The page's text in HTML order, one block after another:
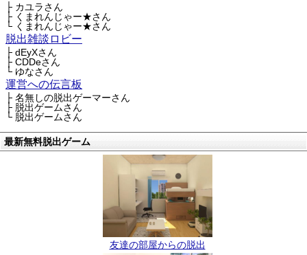
├ カユラさん
├ くまれんじゃー★さん
└ くまれんじゃー★さん
脱出雑談ロビー
├ dEyXさん
├ CDDeさん
└ ゆなさん
運営への伝言板
├ 名無しの脱出ゲーマーさん
├ 脱出ゲームさん
└ 脱出ゲームさん
最新無料脱出ゲーム
友達の部屋からの脱出